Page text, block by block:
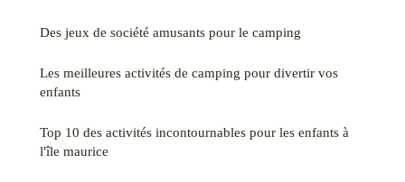
Des jeux de société amusants pour le camping
Les meilleures activités de camping pour divertir vos
enfants
Top 10 des activités incontournables pour les enfants à
l'île maurice